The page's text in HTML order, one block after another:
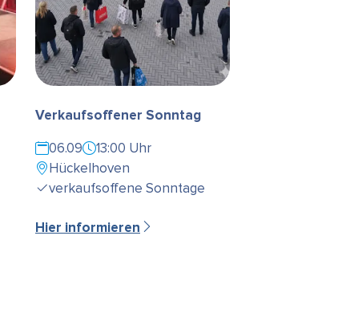
Verkaufsoffener Sonntag
06.09
13:00 Uhr
Hückelhoven
verkaufsoffene Sonntage
Hier informieren